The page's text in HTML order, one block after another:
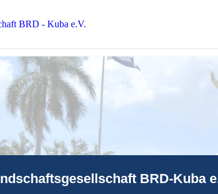
BRD - Kuba e.V.
BRD-Kuba